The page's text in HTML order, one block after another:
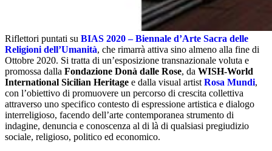
Riflettori puntati su BIAS 2020 – Biennale d’Arte Sacra delle
Religioni dell’Umanità, che rimarrà attiva sino almeno alla fine di
Ottobre 2020. Si tratta di un’esposizione transnazionale voluta e
promossa dalla Fondazione Donà dalle Rose, da WISH-World
International Sicilian Heritage e dalla visual artist Rosa Mundi,
con l’obiettivo di promuovere un percorso di crescita collettiva
attraverso uno specifico contesto di espressione artistica e dialogo
interreligioso, facendo dell’arte contemporanea strumento di
indagine, denuncia e conoscenza al di là di qualsiasi pregiudizio
sociale, religioso, politico ed economico.